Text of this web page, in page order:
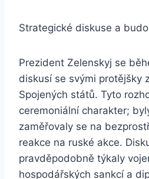
Strategické diskuse a
Prezident Zelenskyj se
diskusí se svými protějšky
Spojených států. Tyto
ceremoniální charakter;
zaměřovaly se na
reakce na ruské akce.
pravděpodobně týkaly
hospodářských sankcí a